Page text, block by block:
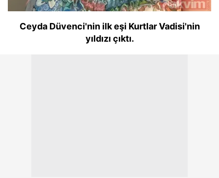
Ceyda Düvenci'nin ilk eşi Kurtlar Vadisi'nin
yıldızı çıktı.